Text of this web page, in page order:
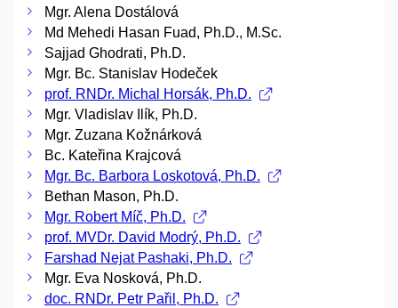
Mgr. Alena Dostálová
Md Mehedi Hasan Fuad, Ph.D., M.Sc.
Sajjad Ghodrati, Ph.D.
Mgr. Bc. Stanislav Hodeček
prof. RNDr. Michal Horsák, Ph.D.
Mgr. Vladislav Ilík, Ph.D.
Mgr. Zuzana Kožnárková
Bc. Kateřina Krajcová
Mgr. Bc. Barbora Loskotová, Ph.D.
Bethan Mason, Ph.D.
Mgr. Robert Míč, Ph.D.
prof. MVDr. David Modrý, Ph.D.
Farshad Nejat Pashaki, Ph.D.
Mgr. Eva Nosková, Ph.D.
doc. RNDr. Petr Pařil, Ph.D.